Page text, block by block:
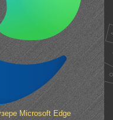
Microsoft Edge